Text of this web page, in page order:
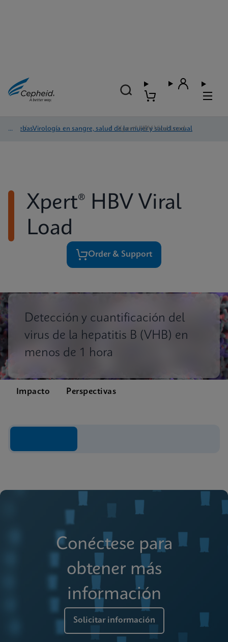
Pruebas
/ Virología en sangre, salud de la mujer y salud sexual
/ Xpert® HBV Viral Load
Xpert® HBV Viral
Load
Order & Support
Detección y cuantificación del
virus de la hepatitis B (VHB) en
menos de 1 hora
Impacto Perspectivas
Conéctese para
obtener más
información
Solicitar información